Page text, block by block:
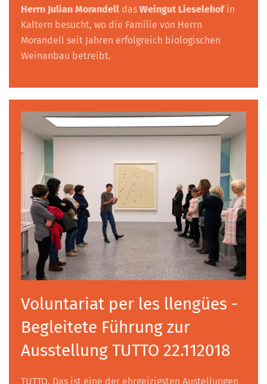
Herrn Julian Morandell das Weingut Lieselehofin
Kaltern besucht, wo die Familie von Herrn
Morandell seit Jahren erfolgreich biologischen
Weinanbau betreibt.
Voluntariat per les llengües -
Begleitete Führung zur
Ausstellung TUTTO 22.112018
TUTTO. Das ist eine der ehrgeizigsten Austellungen